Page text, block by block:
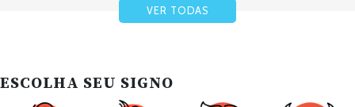
VER TODAS
ESCOLHA SEU SIGNO